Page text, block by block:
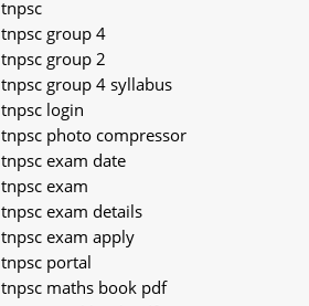
tnpsc
tnpsc group 4
tnpsc group 2
tnpsc group 4 syllabus
tnpsc login
tnpsc photo compressor
tnpsc exam date
tnpsc exam
tnpsc exam details
tnpsc exam apply
tnpsc portal
tnpsc maths book pdf